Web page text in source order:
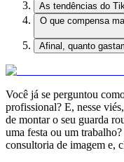
As tendências do
O que compensa
Afinal, quanto
Você já se perguntou
profissional? E, nesse
de montar o seu guarda
uma festa ou um
consultoria de imagem e,